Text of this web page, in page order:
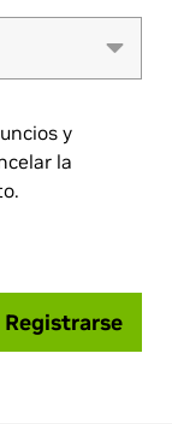
y
la
Registrarse